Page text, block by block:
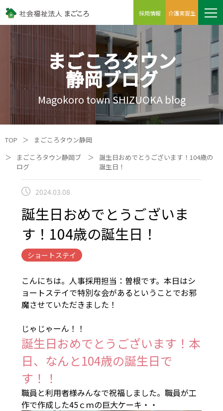
採用情報 介護実習生
まごころタウン
静岡ブログ
Magokoro town SHIZUOKA blog
TOP ＞
まごころタウン静岡
＞
まごころタウン静岡ブ
ログ
＞
誕生日おめでとうございます！104歳の
誕生日！
2024.03.08
誕生日おめでとうございま
す！104歳の誕生日！
ショートステイ
こんにちは。人事採用担当：曽根です。本日はシ
ョートステイで特別な会があるということでお邪
魔させていただきました！
じゃじゃーん！！
誕生日おめでとうございます！本
日、なんと104歳の誕生日で
す！！
職員と利用者様みんなで祝福しました。職員が工
作で作成した45ｃｍの巨大ケーキ・・